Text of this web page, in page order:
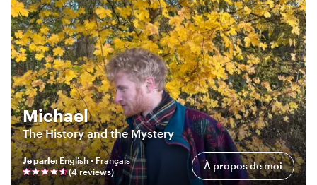
Michael
The History and the Mystery
Je parle:English • Français
(4reviews) À propos de moi